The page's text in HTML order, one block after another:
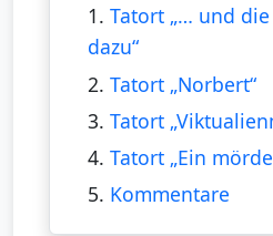
1. Tatort „… und
dazu“
2. Tatort „Norbert“
3. Tatort
4. Tatort „Ein
5. Kommentare